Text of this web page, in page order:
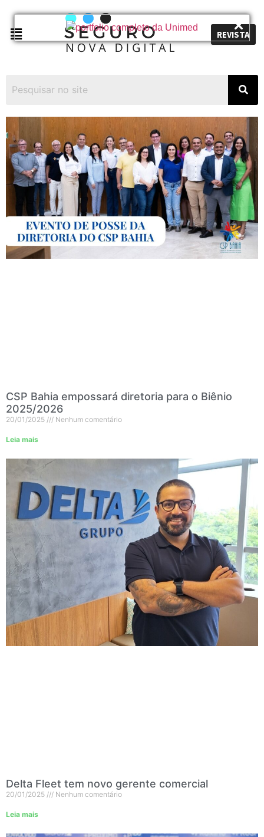
REVISTA
CSP Bahia empossará diretoria para o Biênio
2025/2026
20/01/2025 Nenhum comentário
Leia mais
Delta Fleet tem novo gerente comercial
20/01/2025 Nenhum comentário
Leia mais